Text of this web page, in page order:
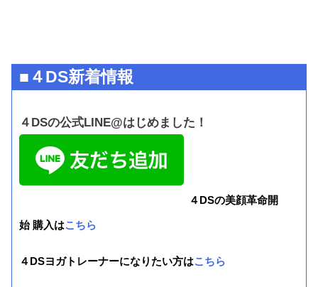
■４DS新着情報
４DSの公式LINE@はじめました！
４DSの美顔革命開
始 購入はこちら
４DSヨガトレーナーになりたい方はこちら